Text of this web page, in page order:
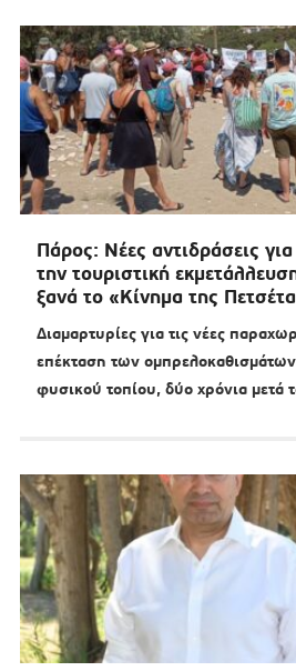
Πάρος: Νέες αντιδράσεις για
την τουριστική
ξανά το «Κίνημα της
Διαμαρτυρίες για τις νέες
επέκταση των
φυσικού τοπίου, δύο χρόνια μετά